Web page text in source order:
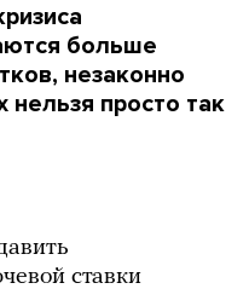
больше
незаконно
нельзя просто так
ставки